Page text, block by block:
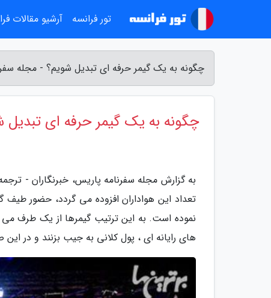
چگونه به یک گیمر حرفه ای تبدیل شویم؟ - مجله
چگونه به یک گیمر حرفه ای تبدیل
به گزارش مجله سفرنامه پاریس، خبرنگاران -
تعداد این هواداران افزوده می گردد، حضور طیف
نموده است. به این ترتیب گیمرها از یک طرف می
های رایانه ای ، پول کلانی به جیب بزنند و در
تور فرانسه آرشیو مقالات